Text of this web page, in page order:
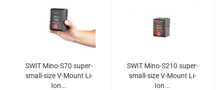
SWIT Mino-S70 super-
small-size V-Mount Li-
Ion...
SWIT Mino-S210 super-
small-size V-Mount Li-
Ion...